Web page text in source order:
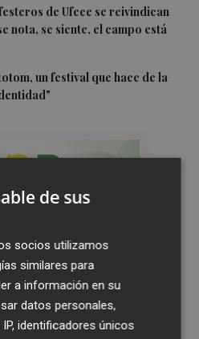
de Ufece se reivindican
nota, se siente, el campo está
un festival que hace de la
de sus
socios utilizamos
similares para
a información en su
datos personales,
identificadores únicos